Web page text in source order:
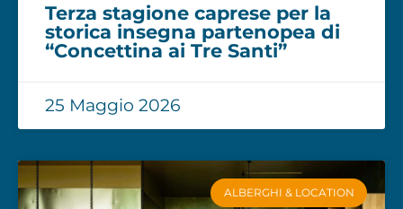
Terza stagione caprese per la
storica insegna partenopea di
“Concettina ai Tre Santi”
25 Maggio 2026
ALBERGHI & LOCATION